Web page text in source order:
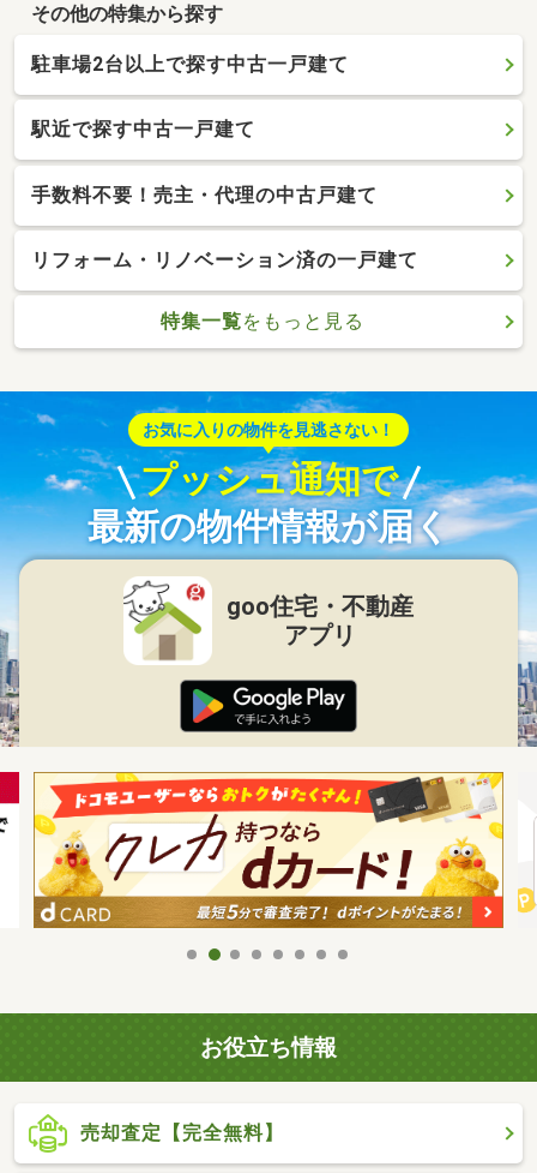
その他の特集から探す
駐車場2台以上で探す中古一戸建て
駅近で探す中古一戸建て
手数料不要！売主・代理の中古戸建て
リフォーム・リノベーション済の一戸建て
特集一覧をもっと見る
お気に入りの物件を見逃さない！
プッシュ通知で
最新の物件情報が届く
goo住宅・不動産
アプリ
お役立ち情報
売却査定【完全無料】